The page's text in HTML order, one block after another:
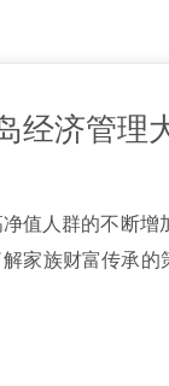
经济管
值人群的不断
家族财富传承